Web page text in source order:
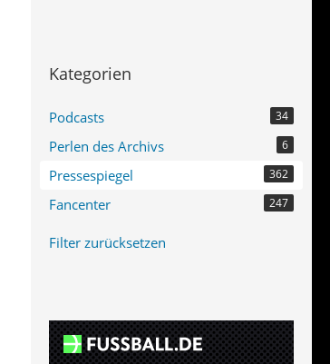
Kategorien
Podcasts 34
Perlen des Archivs 6
Pressespiegel 362
Fancenter 247
Filter zurücksetzen